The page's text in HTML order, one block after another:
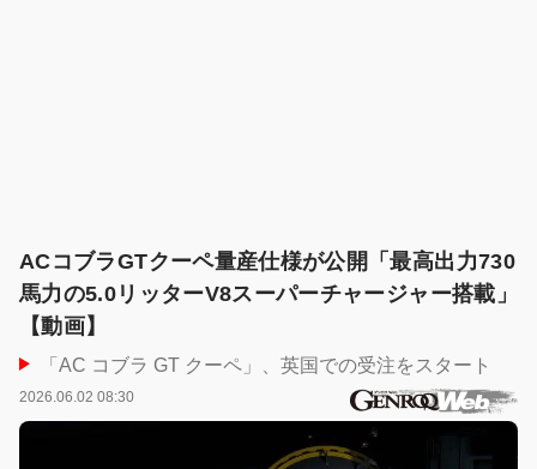
ACコブラGTクーペ量産仕様が公開「最高出力730
馬力の5.0リッターV8スーパーチャージャー搭載」
【動画】
「AC コブラ GT クーペ」、英国での受注をスタート
2026.06.02 08:30